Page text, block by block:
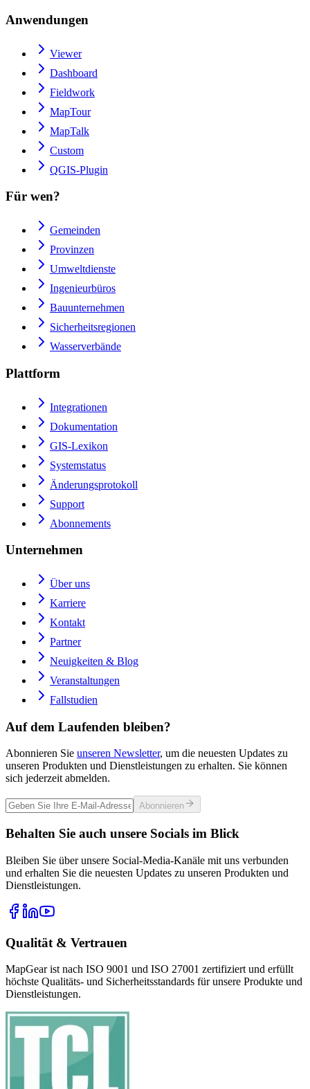
Anwendungen
Viewer
Dashboard
Fieldwork
MapTour
MapTalk
Custom
QGIS-Plugin
Für wen?
Gemeinden
Provinzen
Umweltdienste
Ingenieurbüros
Bauunternehmen
Sicherheitsregionen
Wasserverbände
Plattform
Integrationen
Dokumentation
GIS-Lexikon
Systemstatus
Änderungsprotokoll
Support
Abonnements
Unternehmen
Über uns
Karriere
Kontakt
Partner
Neuigkeiten & Blog
Veranstaltungen
Fallstudien
Auf dem Laufenden bleiben?
Abonnieren Sie unseren Newsletter, um die neuesten Updates zu
unseren Produkten und Dienstleistungen zu erhalten. Sie können
sich jederzeit abmelden.
Abonnieren
Behalten Sie auch unsere Socials im Blick
Bleiben Sie über unsere Social-Media-Kanäle mit uns verbunden
und erhalten Sie die neuesten Updates zu unseren Produkten und
Dienstleistungen.
Qualität & Vertrauen
MapGear ist nach ISO 9001 und ISO 27001 zertifiziert und erfüllt
höchste Qualitäts- und Sicherheitsstandards für unsere Produkte und
Dienstleistungen.